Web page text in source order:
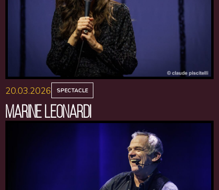
20.03.2026 SPECTACLE
MARINE LEONARDI